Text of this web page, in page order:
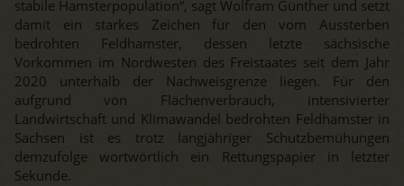
stabile Hamsterpopulation“, sagt Wolfram Günther und setzt
damit ein starkes Zeichen für den vom Aussterben
bedrohten Feldhamster, dessen letzte sächsische
Vorkommen im Nordwesten des Freistaates seit dem Jahr
2020 unterhalb der Nachweisgrenze liegen. Für den
aufgrund von Flächenverbrauch, intensivierter
Landwirtschaft und Klimawandel bedrohten Feldhamster in
Sachsen ist es trotz langjähriger Schutzbemühungen
demzufolge wortwörtlich ein Rettungspapier in letzter
Sekunde.